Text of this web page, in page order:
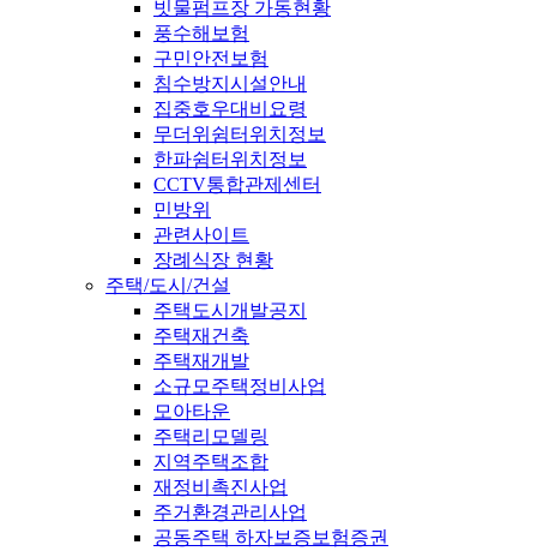
빗물펌프장 가동현황
풍수해보험
구민안전보험
침수방지시설안내
집중호우대비요령
무더위쉼터위치정보
한파쉼터위치정보
CCTV통합관제센터
민방위
관련사이트
장례식장 현황
주택/도시/건설
주택도시개발공지
주택재건축
주택재개발
소규모주택정비사업
모아타운
주택리모델링
지역주택조합
재정비촉진사업
주거환경관리사업
공동주택 하자보증보험증권